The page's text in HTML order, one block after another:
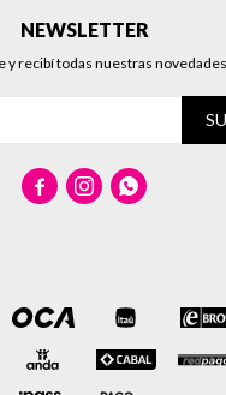
NEWSLETTER
y recibí todas nuestras
  